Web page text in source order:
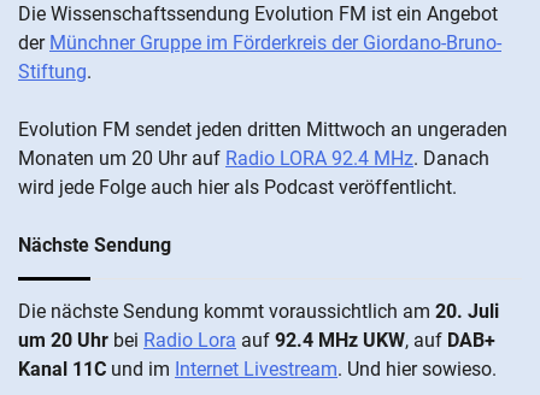
Die Wis­sen­schafts­send­ung Evolution FM ist ein An­ge­bot
der Münch­ner Grup­pe im För­der­kreis der Gi­ordano-Bruno-
Stiftung.
Evolution FM sen­det je­den drit­ten Mitt­woch an un­ge­ra­den
Mo­nat­en um 20 Uhr auf Radio LORA 92.4 MHz. Da­nach
wird je­de Fol­ge auch hier als Pod­cast ver­öffentlicht.
Nächste Sendung
Die näch­ste Sen­dung kommt vor­aus­sicht­lich am 20. Juli
um 20 Uhr bei Radio Lora auf 92.4 MHz UKW, auf DAB+
Kanal 11C und im Internet Livestream. Und hier sowieso.